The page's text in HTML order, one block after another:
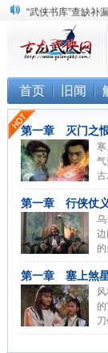
“武侠书库”查缺补
《古龙小说原貌
顾雪衣《古龙武侠
首页 旧闻
第一章 灭门之
寒
古
第一章 行侠仗
的
第一章 塞上煞